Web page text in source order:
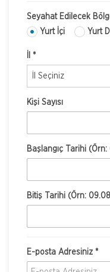
Seyahat Edilecek
Yurt İçi
Yurt
İl *
İl Seçiniz
Kişi Sayısı
Başlangıç Tarihi
Bitiş Tarihi (Örn:
E-posta Adresiniz *